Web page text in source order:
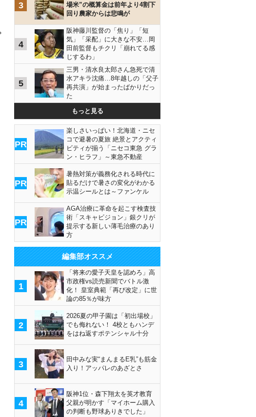
新フォレスターのリアビュー（写真）小沢コージ
3
場米”の概算金は前年より4割下
回り農家からは悲鳴が
4
阪神藤川監督の「焦り」「短
気」「采配」に大きな不安…岡
田前監督もチクリ「崩れてる感
じするわ」
5
三男・清水良太郎さん急死で清
水アキラ沈痛…8年越しの「父子
再共演」が始まったばかりだっ
た
もっと見る
PR
楽しさいっぱい！北海道・ニセ
コで避暑の夏旅 絶景とアクティ
ビティが揃う「ニセコ東急 グラ
ン・ヒラフ」～東急不動産
PR
暑熱対策が義務化される時代に
貼るだけで暑さの変化がわかる
示温シールとは～ファンケル
PR
AGA治療に革命を起こす検査技
術「スキャビジョン」銀クリが
提示する新しい薄毛治療のあり
方
編集部オススメ
1
「将来の愛子天皇を認めろ」高
市政権vs読売新聞でバトル激
化！ 皇室典範「再び改定」に世
論の85％が味方
2
2026夏の甲子園は「初出場校」
でも侮れない！ 4校ともハンデ
をはね返すポテンシャル十分
3
田中みな実“まんまるE乳”も筋金
入り！アッパレのあざとさ
4
阪神1位・森下翔太を英才教育
父親が明かす「マイホーム購入
の判断も野球ありきでした」